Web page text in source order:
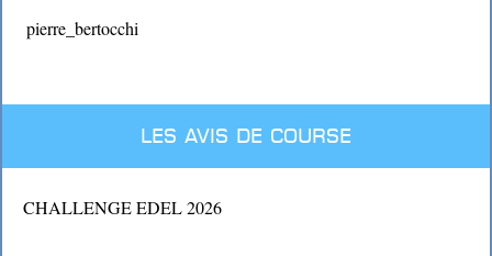
pierre_bertocchi
Les avis de course
CHALLENGE EDEL 2026